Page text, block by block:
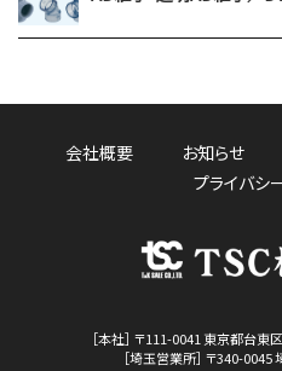
会社概要 お知らせ
プライバシ
［本社］ 〒111-0041 東京都台
［埼玉営業所］ 〒340-